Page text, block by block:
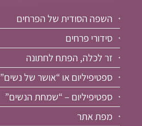
השפה הסודית של הפרחים
סידורי פרחים
זר לכלה, הפתח לחתונה
ספטיפיליום או “אושר של נשים”
ספטיפיליום – “שמחת הנשים”
מפת אתר